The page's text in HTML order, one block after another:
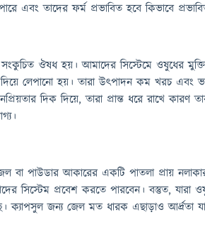
এবং তাদের ফর্ম প্রভাবিত হবে কিভাবে
ঔষধ হয়। আমাদের সিস্টেমে ওষুধের
লেপানো হয়। তারা উৎপাদন কম খরচ এবং
দিক দিয়ে, তারা প্রান্ত ধরে রাখে কারণ
বা পাউডার আকারের একটি পাতলা প্রায়
সিস্টেম প্রবেশ করতে পারবেন। বস্তুত, যারা
ক্যাপসুল জন্য জেল মত ধারক এছাড়াও আর্দ্রতা